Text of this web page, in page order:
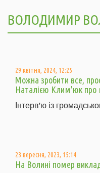
ВОЛОДИМИР
29 квітня, 2024, 12:25
Можна зробити все,
Наталією Клим'юк про
Інтерв'ю із
23 вересня, 2023, 15:14
На Волині помер